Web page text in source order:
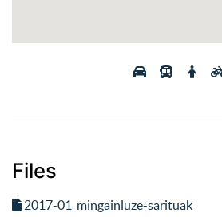
Files
2017-01_mingainluze-sarituak